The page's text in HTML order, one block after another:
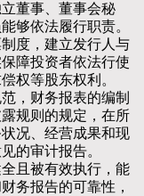
董事、董事会秘
够依法履行职责。
度，建立发行人与
障投资者依法行使
权等股东权利。
财务报表的编制
规则的规定，在所
况、经营成果和现
的审计报告。
且被有效执行，能
务报告的可靠性，